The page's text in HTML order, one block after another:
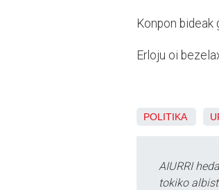
Konpon bideak
Erloju oi
POLITIKA
AIURRI
tokiko